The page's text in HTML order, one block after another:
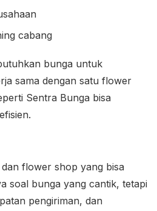
cabang
bunga untuk
sama dengan satu flower
Sentra Bunga bisa
flower shop yang bisa
soal bunga yang cantik, tetapi
pengiriman, dan